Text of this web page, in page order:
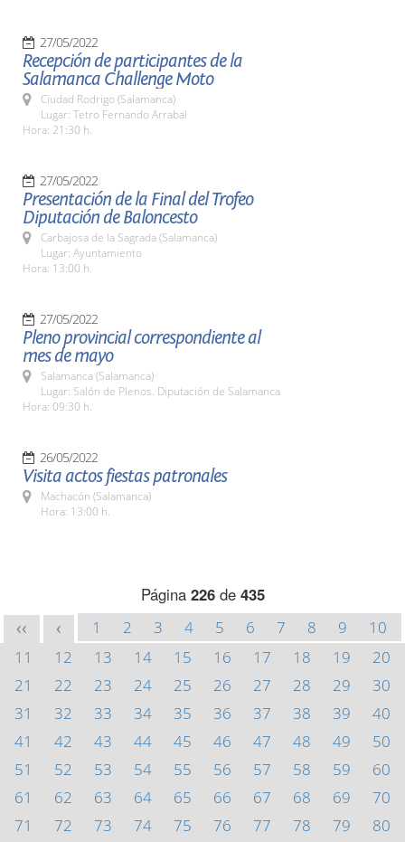
27/05/2022
Recepción de participantes de la
Salamanca Challenge Moto
Ciudad Rodrigo (Salamanca)
Lugar: Tetro Fernando Arrabal
Hora: 21:30 h.
27/05/2022
Presentación de la Final del Trofeo
Diputación de Baloncesto
Carbajosa de la Sagrada (Salamanca)
Lugar: Ayuntamiento
Hora: 13:00 h.
27/05/2022
Pleno provincial correspondiente al
mes de mayo
Salamanca (Salamanca)
Lugar: Salón de Plenos. Diputación de Salamanca
Hora: 09:30 h.
26/05/2022
Visita actos fiestas patronales
Machacón (Salamanca)
Hora: 13:00 h.
Página 226de 435
<< < 1 2 3 4 5 6 7 8 9
10
11
12 13 14 15 16 17 18 19
20
21
22 23 24 25 26 27 28 29
30
31
32 33 34 35 36 37 38 39
40
41
42 43 44 45 46 47 48 49
50
51
52 53 54 55 56 57 58 59
60
61
62 63 64 65 66 67 68 69
70
71
72 73 74 75 76 77 78 79
80